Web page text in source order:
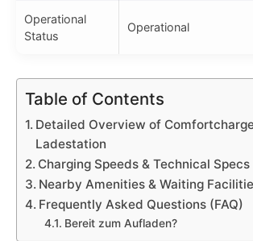
Operational
Status
Operational
Table of Contents
Detailed Overview of
Ladestation
Charging Speeds & Technical Specs
Nearby Amenities & Waiting
Frequently Asked Questions (FAQ)
Bereit zum Aufladen?